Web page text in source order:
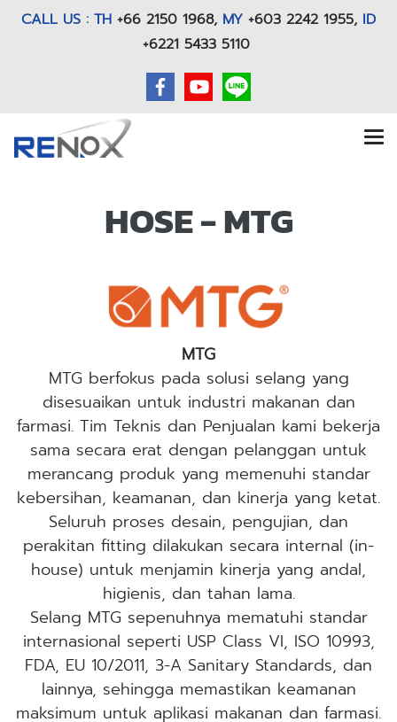
CALL US : TH +66 2150 1968, MY +603 2242 1955, ID
+6221 5433 5110
HOSE - MTG
MTG
MTG berfokus pada solusi selang yang
disesuaikan untuk industri makanan dan
farmasi. Tim Teknis dan Penjualan kami bekerja
sama secara erat dengan pelanggan untuk
merancang produk yang memenuhi standar
kebersihan, keamanan, dan kinerja yang ketat.
Seluruh proses desain, pengujian, dan
perakitan fitting dilakukan secara internal (in-
house) untuk menjamin kinerja yang andal,
higienis, dan tahan lama.
Selang MTG sepenuhnya mematuhi standar
internasional seperti USP Class VI, ISO 10993,
FDA, EU 10/2011, 3-A Sanitary Standards, dan
lainnya, sehingga memastikan keamanan
maksimum untuk aplikasi makanan dan farmasi.